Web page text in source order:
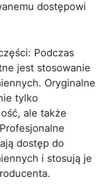
dostępowi
Podczas
jest stosowanie
Oryginalne
tylko
ale także
dostęp do
i stosują je